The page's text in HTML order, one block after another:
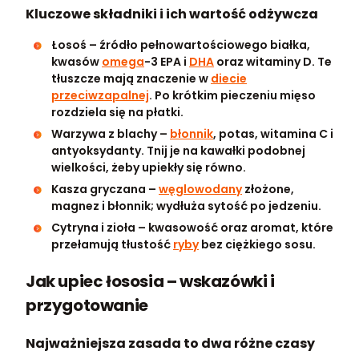
Kluczowe składniki i ich wartość odżywcza
Łosoś – źródło pełnowartościowego białka,
kwasów omega-3 EPA i DHA oraz witaminy D. Te
tłuszcze mają znaczenie w diecie
przeciwzapalnej. Po krótkim pieczeniu mięso
rozdziela się na płatki.
Warzywa z blachy – błonnik, potas, witamina C i
antyoksydanty. Tnij je na kawałki podobnej
wielkości, żeby upiekły się równo.
Kasza gryczana – węglowodanyzłożone,
magnez i błonnik; wydłuża sytość po jedzeniu.
Cytryna i zioła – kwasowość oraz aromat, które
przełamują tłustość rybybez ciężkiego sosu.
Jak upiec łososia – wskazówki i
przygotowanie
Najważniejsza zasada to dwa różne czasy